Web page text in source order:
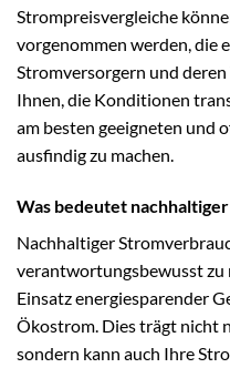
Strompreisvergleiche
vorgenommen werden, die
Stromversorgern und deren
Ihnen, die Konditionen
am besten geeigneten und
ausfindig zu machen.
Was bedeutet
Nachhaltiger
verantwortungsbewusst zu
Einsatz energiesparender
Ökostrom. Dies trägt nicht
sondern kann auch Ihre